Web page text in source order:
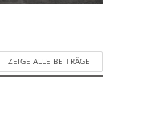
ZEIGE ALLE BEITRÄGE